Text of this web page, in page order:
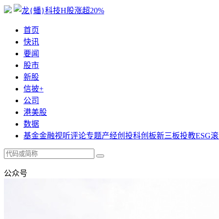
首页
快讯
要闻
股市
新股
信披+
公司
港美股
数据
基金金融视听评论专题产经创投科创板新三板投教ESG
公众号